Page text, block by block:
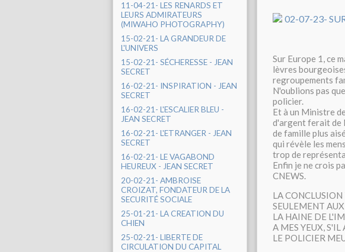
11-04-21- LES RENARDS ET
LEURS ADMIRATEURS
(MIWAHO PHOTOGRAPHY)
15-02-21- LA GRANDEUR DE
L'UNIVERS
15-02-21- SÉCHERESSE - JEAN
SECRET
16-02-21- INSPIRATION - JEAN
SECRET
16-02-21- L'ESCALIER BLEU -
JEAN SECRET
16-02-21- L'ETRANGER - JEAN
SECRET
16-02-21- LE VAGABOND
HEUREUX - JEAN SECRET
20-02-21- AMBROISE
CROIZAT, FONDATEUR DE LA
SECURITÉ SOCIALE
25-01-21- LA CREATION DU
CHIEN
25-02-21- LIBERTE DE
CIRCULATION DU CAPITAL
Sur Europe 1, ce
lèvres
regroupements
N'oublions pas
policier.
Et à un Ministre
d'argent ferait de
de famille plus
qui révèle les
trop de
Enfin je ne crois
CNEWS.
LA
SEULEMENT
LA HAINE DE
A MES YEUX,
LE POLICIER